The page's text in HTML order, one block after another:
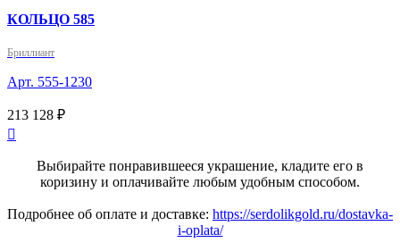
КОЛЬЦО 585
Бриллиант
Арт. 555-1230
213 128 ₽

Выбирайте понравившееся украшение, кладите его в
коризину и оплачивайте любым удобным способом.
Подробнее об оплате и доставке: https://serdolikgold.ru/dostavka-
i-oplata/